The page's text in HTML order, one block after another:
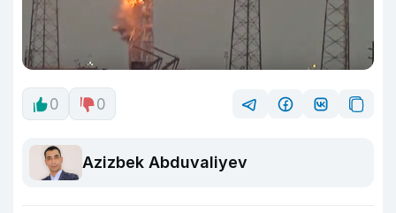
0 0
Azizbek Abduvaliyev